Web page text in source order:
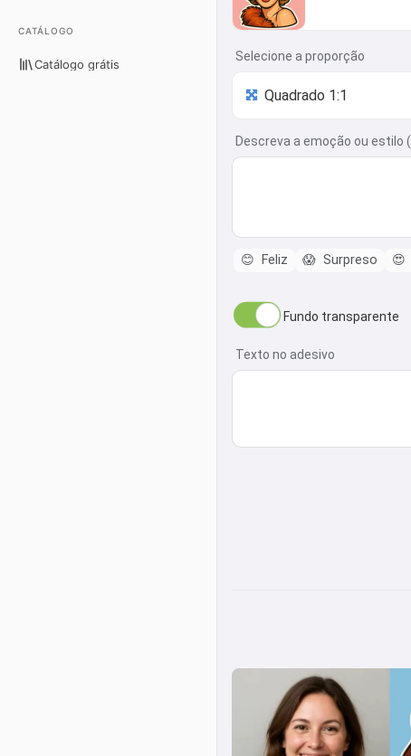
CATÁLOGO
Catálogo grátis
Selecione a proporção
Descreva a emoção ou estilo
😊 Feliz 😱 Surpreso 😍
Fundo transparente
Texto no adesivo